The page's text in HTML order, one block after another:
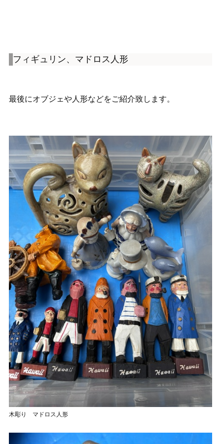
フィギュリン、マドロス人形
最後にオブジェや人形などをご紹介致します。
木彫り マドロス人形